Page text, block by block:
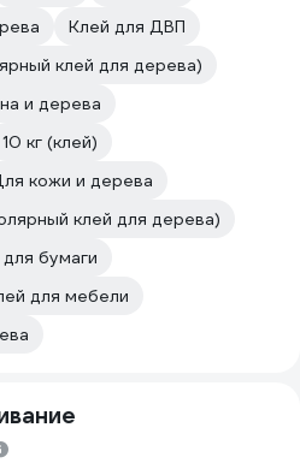
Клей для ДВП
клей для дерева)
и дерева
10 кг (клей)
кожи и дерева
клей для дерева)
бумаги
для мебели